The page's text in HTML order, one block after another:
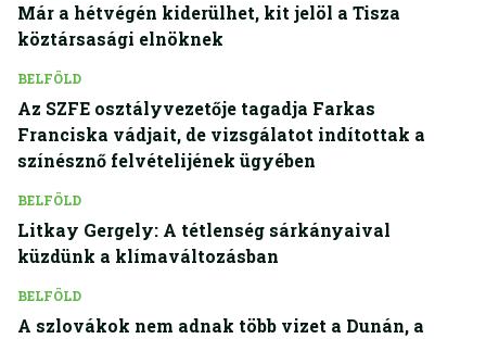
Már a hétvégén kiderülhet, kit jelöl a Tisza
köztársasági elnöknek
BELFÖLD
Az SZFE osztályvezetője tagadja Farkas
Franciska vádjait, de vizsgálatot indítottak a
színésznő felvételijének ügyében
BELFÖLD
Litkay Gergely: A tétlenség sárkányaival
küzdünk a klímaváltozásban
BELFÖLD
A szlovákok nem adnak több vizet a Dunán, a